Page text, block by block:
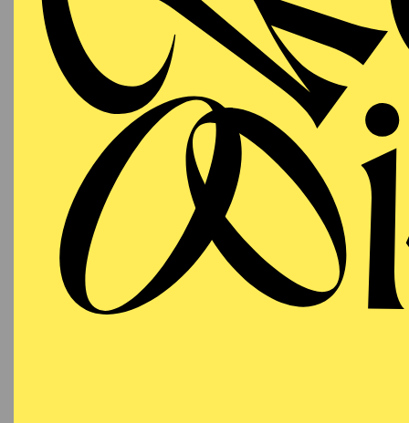
Ballet Essen. From
Ballet Essen. The
Conservatory there
1993, when he was
Hessisches
contemporary
manager of the
and abroad as well
also characterize his
the University of
(MBA) in summer